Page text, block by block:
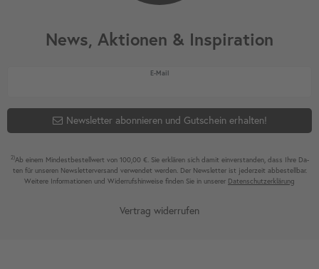
News, Aktionen & Inspiration
E-MailNewsletter Honig
Newsletter abonnieren und Gutschein erhalten!
2)Ab einem Mindest­bestell­wert von 100,00 €. Sie erklären sich damit ein­ver­standen, dass Ihre Da­
ten für unseren News­letter­versand ver­wen­det werden. Der News­letter ist jeder­zeit ab­bestel­lbar.
Weitere Infor­mationen und Wider­rufshin­weise finden Sie in unserer Daten­schutz­erklärung
Vertrag widerrufen